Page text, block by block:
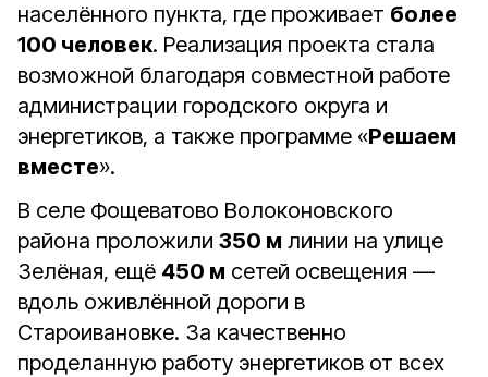
населённого пункта, где проживает более
100 человек. Реализация проекта стала
возможной благодаря совместной работе
администрации городского округа и
энергетиков, а также программе «Решаем
вместе».
В селе Фощеватово Волоконовского
района проложили 350 м линии на улице
Зелёная, ещё 450 м сетей освещения —
вдоль оживлённой дороги в
Староивановке. За качественно
проделанную работу энергетиков от всех